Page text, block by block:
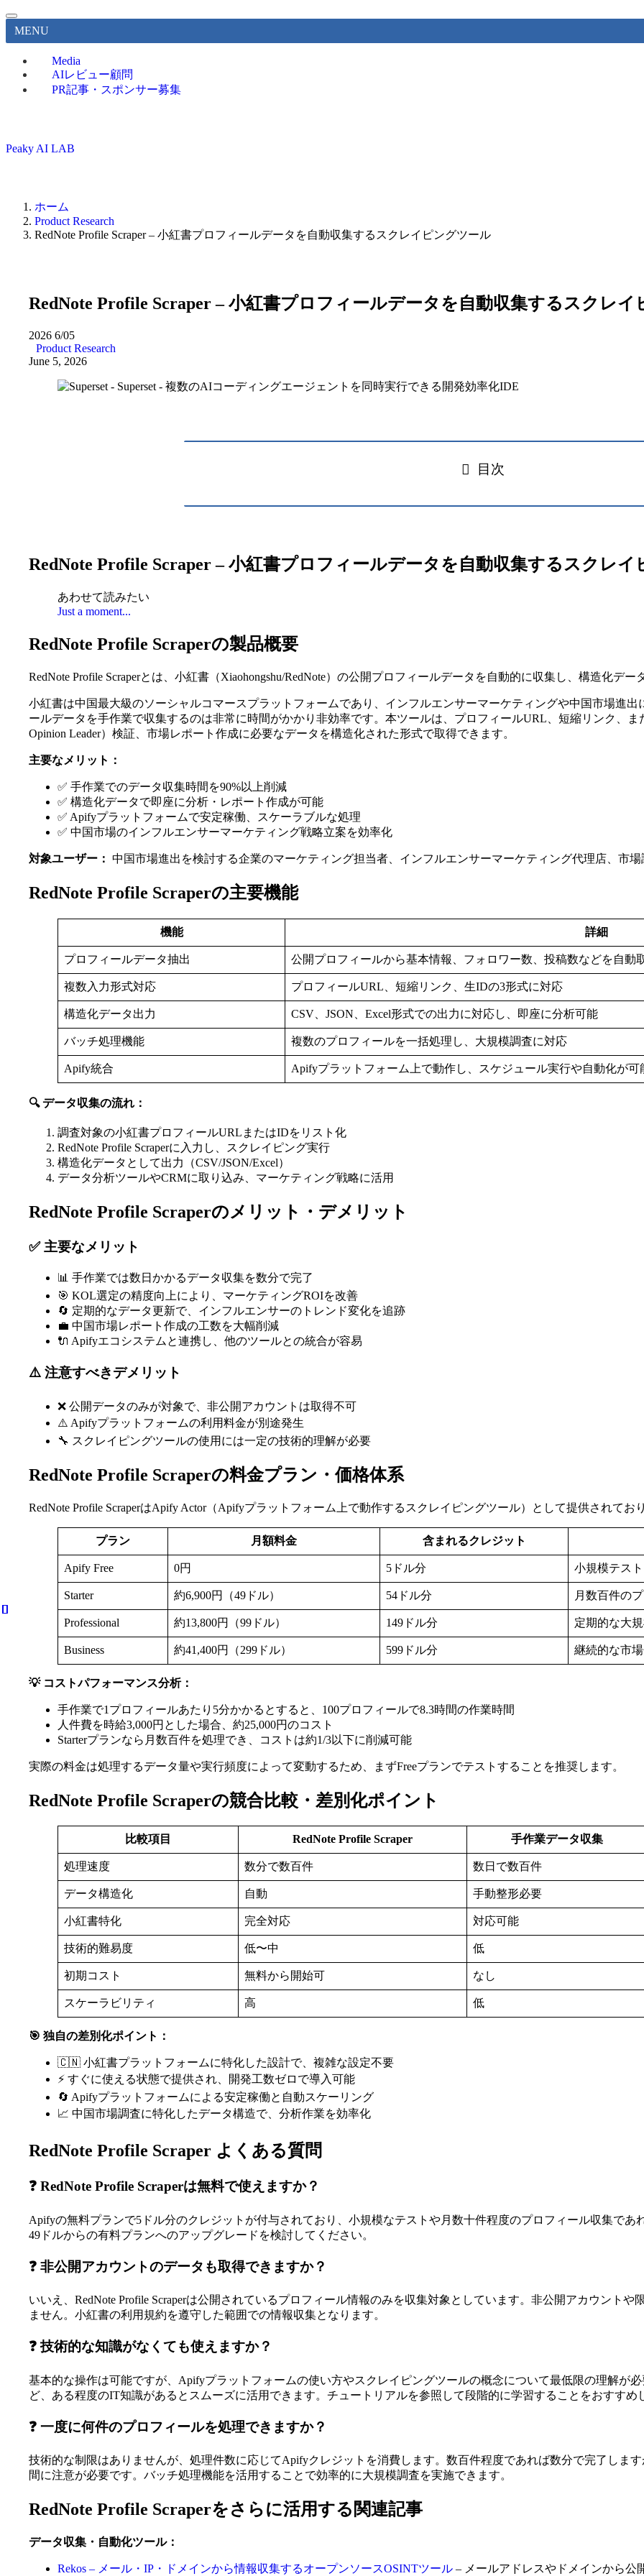
MENU
Media
AIレビュー顧問
PR記事・スポンサー募集
Peaky AI LAB
ホーム
Product Research
RedNote Profile Scraper – 小紅書プロフィールデータを自動収集するスクレイピングツール
RedNote Profile Scraper – 小紅書プロフィールデータを自動収集するスクレイ
2026 6/05
Product Research
June 5, 2026
目次
RedNote Profile Scraper – 小紅書プロフィールデータを自動収集するスクレイ
あわせて読みたい
Just a moment...
RedNote Profile Scraperの製品概要
RedNote Profile Scraperとは、小紅書（Xiaohongshu/RedNote）の公開プロフィールデータを自動的に収集し、構造化デ
小紅書は中国最大級のソーシャルコマースプラットフォームであり、インフルエンサーマーケティングや中国市場進
ールデータを手作業で収集するのは非常に時間がかかり非効率です。本ツールは、プロフィールURL、短縮リンク、
Opinion Leader）検証、市場レポート作成に必要なデータを構造化された形式で取得できます。
主要なメリット：
✅ 手作業でのデータ収集時間を90%以上削減
✅ 構造化データで即座に分析・レポート作成が可能
✅ Apifyプラットフォームで安定稼働、スケーラブルな処理
✅ 中国市場のインフルエンサーマーケティング戦略立案を効率化
対象ユーザー： 中国市場進出を検討する企業のマーケティング担当者、インフルエンサーマーケティング代理店、市
RedNote Profile Scraperの主要機能
機能 詳細
プロフィールデータ抽出 公開プロフィールから基本情報、フォロワー数、投稿数などを自動
複数入力形式対応 プロフィールURL、短縮リンク、生IDの3形式に対応
構造化データ出力 CSV、JSON、Excel形式での出力に対応し、即座に分析可能
バッチ処理機能 複数のプロフィールを一括処理し、大規模調査に対応
Apify統合 Apifyプラットフォーム上で動作し、スケジュール実行や自動化が可
🔍 データ収集の流れ：
調査対象の小紅書プロフィールURLまたはIDをリスト化
RedNote Profile Scraperに入力し、スクレイピング実行
構造化データとして出力（CSV/JSON/Excel）
データ分析ツールやCRMに取り込み、マーケティング戦略に活用
RedNote Profile Scraperのメリット・デメリット
✅ 主要なメリット
📊 手作業では数日かかるデータ収集を数分で完了
🎯 KOL選定の精度向上により、マーケティングROIを改善
🔄 定期的なデータ更新で、インフルエンサーのトレンド変化を追跡
💼 中国市場レポート作成の工数を大幅削減
🔌 Apifyエコシステムと連携し、他のツールとの統合が容易
⚠️ 注意すべきデメリット
❌ 公開データのみが対象で、非公開アカウントは取得不可
⚠️ Apifyプラットフォームの利用料金が別途発生
🔧 スクレイピングツールの使用には一定の技術的理解が必要
RedNote Profile Scraperの料金プラン・価格体系
RedNote Profile ScraperはApify Actor（Apifyプラットフォーム上で動作するスクレイピングツール）として提供されて
プラン 月額料金 含まれるクレジット
Apify Free 0円 5ドル分 小規模テス
Starter 約6,900円（49ドル） 54ドル分 月数百件の
Professional 約13,800円（99ドル） 149ドル分 定期的な大
Business 約41,400円（299ドル） 599ドル分 継続的な市
💡 コストパフォーマンス分析：
手作業で1プロフィールあたり5分かかるとすると、100プロフィールで8.3時間の作業時間
人件費を時給3,000円とした場合、約25,000円のコスト
Starterプランなら月数百件を処理でき、コストは約1/3以下に削減可能
実際の料金は処理するデータ量や実行頻度によって変動するため、まずFreeプランでテストすることを推奨します。
RedNote Profile Scraperの競合比較・差別化ポイント
比較項目 RedNote Profile Scraper 手作業データ収集
処理速度 数分で数百件 数日で数百件
データ構造化 自動 手動整形必要
小紅書特化 完全対応 対応可能
技術的難易度 低〜中 低
初期コスト 無料から開始可 なし
スケーラビリティ 高 低
🎯 独自の差別化ポイント：
🇨🇳 小紅書プラットフォームに特化した設計で、複雑な設定不要
⚡ すぐに使える状態で提供され、開発工数ゼロで導入可能
🔄 Apifyプラットフォームによる安定稼働と自動スケーリング
📈 中国市場調査に特化したデータ構造で、分析作業を効率化
RedNote Profile Scraper よくある質問
❓ RedNote Profile Scraperは無料で使えますか？
Apifyの無料プランで5ドル分のクレジットが付与されており、小規模なテストや月数十件程度のプロフィール収集で
49ドルからの有料プランへのアップグレードを検討してください。
❓ 非公開アカウントのデータも取得できますか？
いいえ、RedNote Profile Scraperは公開されているプロフィール情報のみを収集対象としています。非公開アカウント
ません。小紅書の利用規約を遵守した範囲での情報収集となります。
❓ 技術的な知識がなくても使えますか？
基本的な操作は可能ですが、Apifyプラットフォームの使い方やスクレイピングツールの概念について最低限の理解が
ど、ある程度のIT知識があるとスムーズに活用できます。チュートリアルを参照して段階的に学習することをおすすめ
❓ 一度に何件のプロフィールを処理できますか？
技術的な制限はありませんが、処理件数に応じてApifyクレジットを消費します。数百件程度であれば数分で完了しま
間に注意が必要です。バッチ処理機能を活用することで効率的に大規模調査を実施できます。
RedNote Profile Scraperをさらに活用する関連記事
データ収集・自動化ツール：
Rekos – メール・IP・ドメインから情報収集するオープンソースOSINTツール – メールアドレスやドメインから公